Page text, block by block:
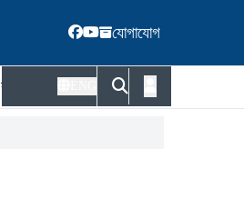
যোগাযোগ
কর্মকর্তা